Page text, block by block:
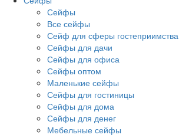
Сейфы
Все сейфы
Сейф для сферы гостеприимства
Сейфы для дачи
Сейфы для офиса
Сейфы оптом
Маленькие сейфы
Сейфы для гостиницы
Сейфы для дома
Сейфы для денег
Мебельные сейфы